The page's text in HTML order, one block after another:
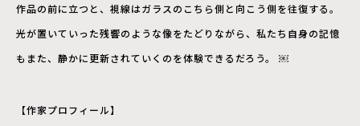
作品の前に立つと、視線はガラスのこちら側と向こう側を往復する。
光が置いていった残響のような像をたどりながら、私たち自身の記憶
もまた、静かに更新されていくのを体験できるだろう。 ￼
【作家プロフィール】